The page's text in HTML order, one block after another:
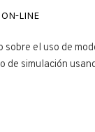
ON-LINE
sobre el uso de
de simulación